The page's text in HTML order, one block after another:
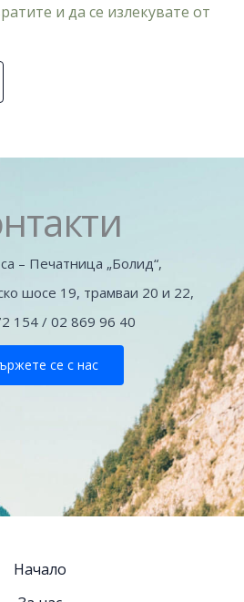
и да се излекувате от
– Печатница „Болид“,
шосе 19, трамваи 20 и 22,
154 / 02 869 96 40
се с нас
Начало